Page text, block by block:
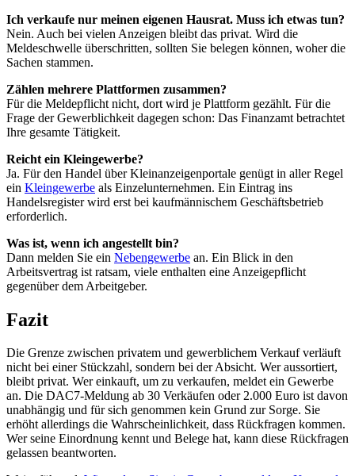
Ich verkaufe nur meinen eigenen Hausrat. Muss ich etwas tun?
Nein. Auch bei vielen Anzeigen bleibt das privat. Wird die
Meldeschwelle überschritten, sollten Sie belegen können, woher die
Sachen stammen.
Zählen mehrere Plattformen zusammen?
Für die Meldepflicht nicht, dort wird je Plattform gezählt. Für die
Frage der Gewerblichkeit dagegen schon: Das Finanzamt betrachtet
Ihre gesamte Tätigkeit.
Reicht ein Kleingewerbe?
Ja. Für den Handel über Kleinanzeigenportale genügt in aller Regel
ein Kleingewerbe als Einzelunternehmen. Ein Eintrag ins
Handelsregister wird erst bei kaufmännischem Geschäftsbetrieb
erforderlich.
Was ist, wenn ich angestellt bin?
Dann melden Sie ein Nebengewerbe an. Ein Blick in den
Arbeitsvertrag ist ratsam, viele enthalten eine Anzeigepflicht
gegenüber dem Arbeitgeber.
Fazit
Die Grenze zwischen privatem und gewerblichem Verkauf verläuft
nicht bei einer Stückzahl, sondern bei der Absicht. Wer aussortiert,
bleibt privat. Wer einkauft, um zu verkaufen, meldet ein Gewerbe
an. Die DAC7-Meldung ab 30 Verkäufen oder 2.000 Euro ist davon
unabhängig und für sich genommen kein Grund zur Sorge. Sie
erhöht allerdings die Wahrscheinlichkeit, dass Rückfragen kommen.
Wer seine Einordnung kennt und Belege hat, kann diese Rückfragen
gelassen beantworten.